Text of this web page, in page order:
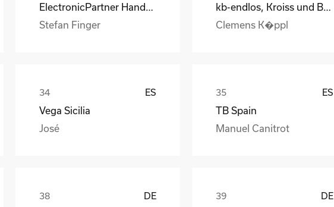
Stefan Finger
Clemens K�ppl
ES
Vega Sicilia
José
ES
TB Spain
Manuel Canitrot
DE DE